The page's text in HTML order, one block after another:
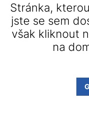
Stránka,
jste se sem
však kliknout
na